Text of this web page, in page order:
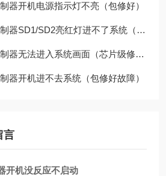
器开机电源指示灯不亮（包修好）
SD1/SD2亮红灯进不了系统（包修好）
无法进入系统画面（芯片级修理）
器开机进不去系统（包修好故障）
言
开机没反应不启动